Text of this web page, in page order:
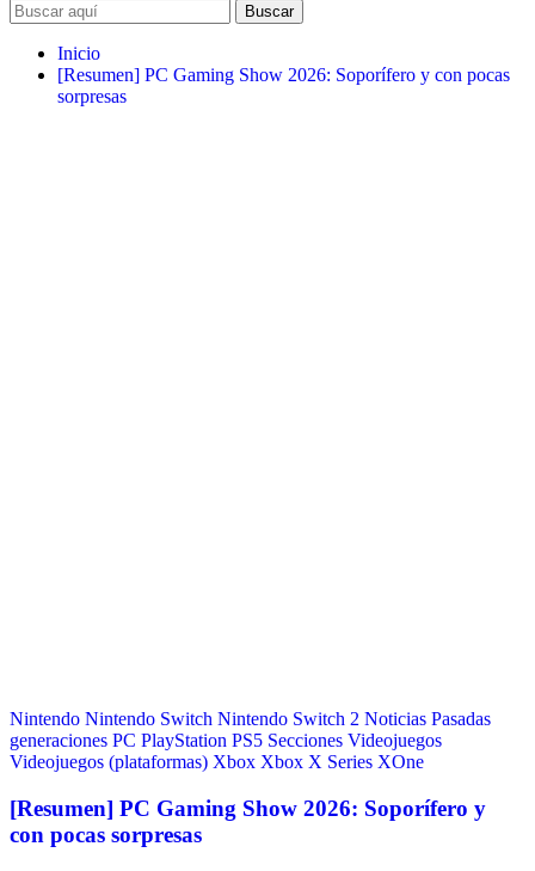
Buscar
Inicio
[Resumen] PC Gaming Show 2026: Soporífero y con pocas
sorpresas
Nintendo Nintendo Switch Nintendo Switch 2 Noticias Pasadas
generaciones PC PlayStation PS5 Secciones Videojuegos
Videojuegos (plataformas) Xbox Xbox X Series XOne
[Resumen] PC Gaming Show 2026: Soporífero y
con pocas sorpresas